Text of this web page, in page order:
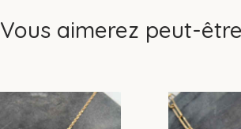
Vous aimerez peut-